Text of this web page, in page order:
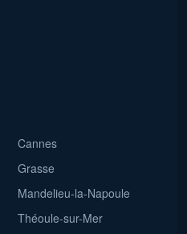
Cannes
Grasse
Mandelieu-la-Napoule
Théoule-sur-Mer